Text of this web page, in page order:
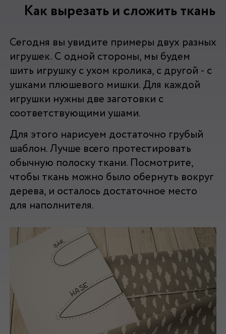
Как вырезать и сложить ткань
Сегодня вы увидите примеры двух разных
игрушек. С одной стороны, мы будем
шить игрушку с ухом кролика, с другой - с
ушками плюшевого мишки. Для каждой
игрушки нужны две заготовки с
соответствующими ушами.
Для этого нарисуем достаточно грубый
шаблон. Лучше всего протестировать
обычную полоску ткани. Посмотрите,
чтобы ткань можно было обернуть вокруг
дерева, и осталось достаточное место
для наполнителя.